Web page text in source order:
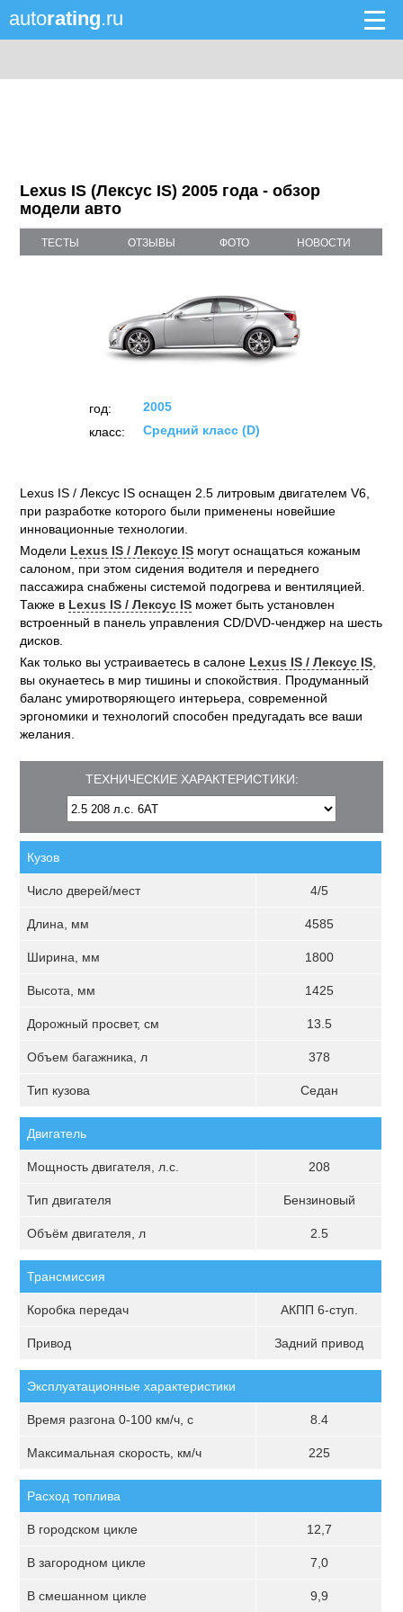
autorating.ru
Lexus IS (Лексус IS) 2005 года - обзор
модели авто
ТЕСТЫ ОТЗЫВЫ ФОТО НОВОСТИ
год:
2005
класс:
Средний класс (D)
Lexus IS / Лексус IS оснащен 2.5 литровым двигателем V6,
при разработке которого были применены новейшие
инновационные технологии.
Модели Lexus IS / Лексус IS могут оснащаться кожаным
салоном, при этом сидения водителя и переднего
пассажира снабжены системой подогрева и вентиляцией.
Также в Lexus IS / Лексус IS может быть установлен
встроенный в панель управления CD/DVD-ченджер на шесть
дисков.
Как только вы устраиваетесь в салоне Lexus IS / Лексус IS
вы окунаетесь в мир тишины и спокойствия. Продуманный
баланс умиротворяющего интерьера, современной
эргономики и технологий способен предугадать все ваши
желания.
ТЕХНИЧЕСКИЕ ХАРАКТЕРИСТИКИ:
Кузов
Число дверей/мест 4/5
Длина, мм 4585
Ширина, мм 1800
Высота, мм 1425
Дорожный просвет, см 13.5
Объем багажника, л 378
Тип кузова Седан
Двигатель
Мощность двигателя, л.с. 208
Тип двигателя Бензиновый
Объём двигателя, л 2.5
Трансмиссия
Коробка передач АКПП 6-ступ.
Привод Задний привод
Эксплуатационные характеристики
Время разгона 0-100 км/ч, с 8.4
Максимальная скорость, км/ч 225
Расход топлива
В городском цикле 12,7
В загородном цикле 7,0
В смешанном цикле 9,9